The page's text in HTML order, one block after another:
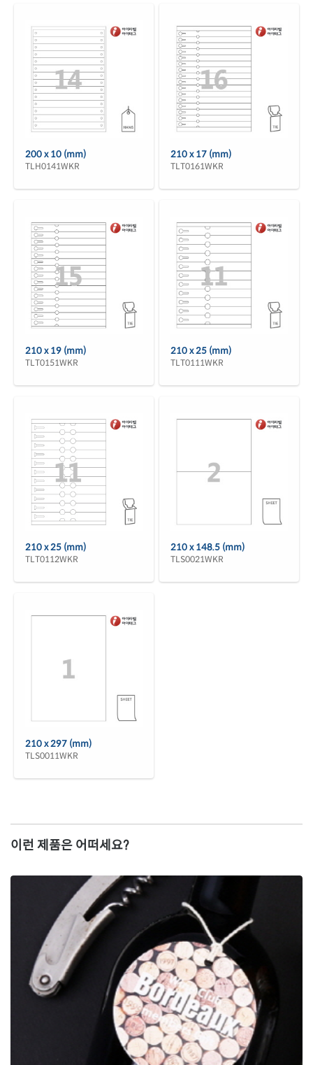
200 x 10 (mm)
TLH0141WKR
210 x 17 (mm)
TLT0161WKR
210 x 19 (mm)
TLT0151WKR
210 x 25 (mm)
TLT0111WKR
210 x 25 (mm)
TLT0112WKR
210 x 148.5 (mm)
TLS0021WKR
210 x 297 (mm)
TLS0011WKR
이런 제품은 어떠세요?